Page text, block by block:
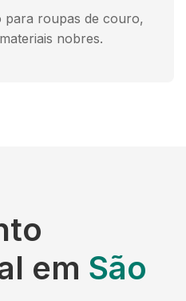
para roupas de couro,
nobres.
em São